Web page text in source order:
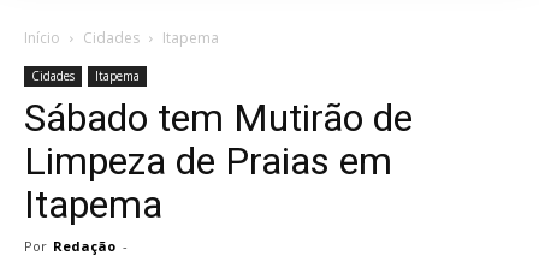
Início Cidades Itapema
Cidades Itapema
Sábado tem Mutirão de
Limpeza de Praias em
Itapema
Por Redação -